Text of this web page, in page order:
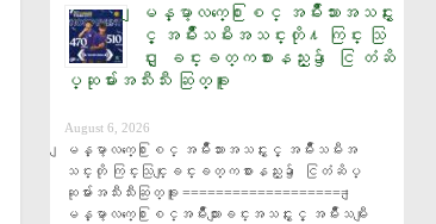
ျမန္မာ့လက္ေ႐ြးစင္ အမ်ိဳးသားအသင္းႏွ
င့္ အမ်ိဳးသမီးအသင္းတို႔ ကြင္း သြ
င္း ျခင္းခတ္ကစားနည္း၌ ေငြ တံဆိ
ပ္ဆုမ်ားအသီးသီး ဆြတ္ခူး
August 6, 2026
ျမန္မာ့လက္ေ႐ြးစင္ အမ်ိဳးသားအသင္းႏွင့္ အမ်ိဳးသမီးအ
သင္းတို ကြင္းသြင္းျခင္းခတ္ကစားနည္း၌ ေငြတံဆိပ္
ဆုမ်ားအသီးသီးဆြတ္ခူး ==================== ျ
မန္မာ့လက္ေ႐ြးစင္အမ်ိဳးသားျခင္းအသင္းႏွင့္ အမ်ိဳးသမီးျ